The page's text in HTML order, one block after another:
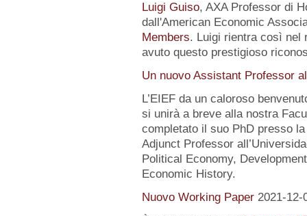
Luigi Guiso, AXA Professor di
dall'American Economic
Members. Luigi rientra così nel
avuto questo prestigioso
Un nuovo Assistant Professor
L’EIEF da un caloroso
si unirà a breve alla nostra
completato il suo PhD presso
Adjunct Professor
Political Economy,
Economic History.
Nuovo Working Paper 2021-12-